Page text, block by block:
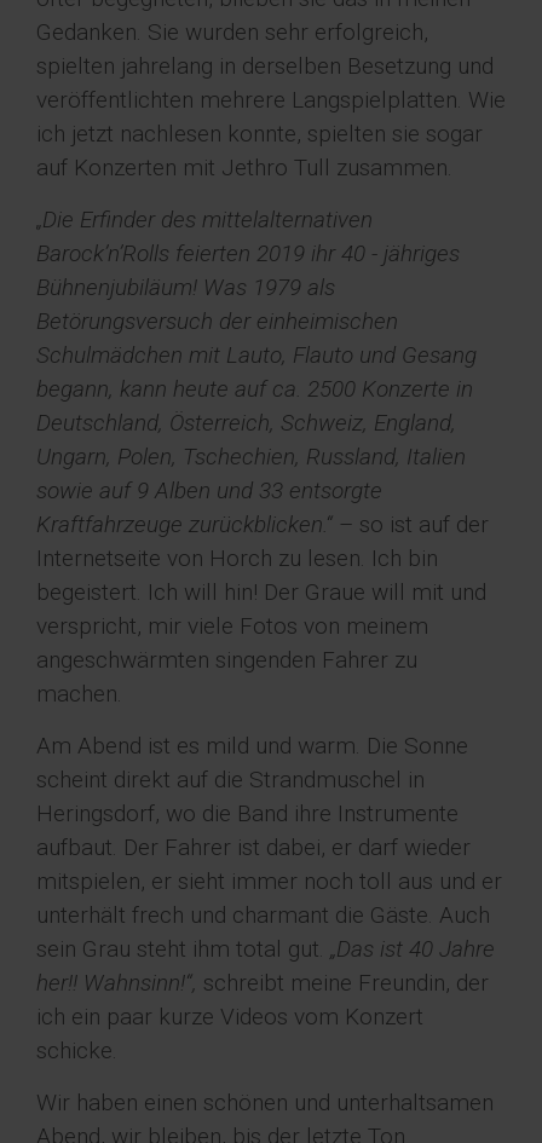
Gedanken. Sie wurden sehr erfolgreich,
spielten jahrelang in derselben Besetzung und
veröffentlichten mehrere Langspielplatten. Wie
ich jetzt nachlesen konnte, spielten sie sogar
auf Konzerten mit Jethro Tull zusammen.
„Die Erfinder des mittelalternativen
Barock’n’Rolls feierten 2019 ihr 40 - jähriges
Bühnenjubiläum! Was 1979 als
Betörungsversuch der einheimischen
Schulmädchen mit Lauto, Flauto und Gesang
begann, kann heute auf ca. 2500 Konzerte in
Deutschland, Österreich, Schweiz, England,
Ungarn, Polen, Tschechien, Russland, Italien
sowie auf 9 Alben und 33 entsorgte
Kraftfahrzeuge zurückblicken.“ – so ist auf der
Internetseite von Horch zu lesen. Ich bin
begeistert. Ich will hin! Der Graue will mit und
verspricht, mir viele Fotos von meinem
angeschwärmten singenden Fahrer zu
machen.
Am Abend ist es mild und warm. Die Sonne
scheint direkt auf die Strandmuschel in
Heringsdorf, wo die Band ihre Instrumente
aufbaut. Der Fahrer ist dabei, er darf wieder
mitspielen, er sieht immer noch toll aus und er
unterhält frech und charmant die Gäste. Auch
sein Grau steht ihm total gut. „Das ist 40 Jahre
her!! Wahnsinn!“, schreibt meine Freundin, der
ich ein paar kurze Videos vom Konzert
schicke.
Wir haben einen schönen und unterhaltsamen
Abend, wir bleiben, bis der letzte Ton